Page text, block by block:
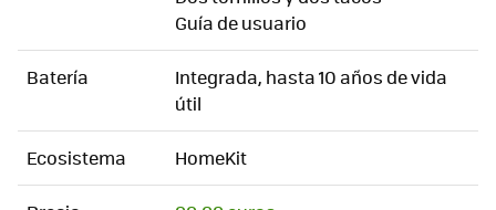
Guía de usuario
Batería
Integrada, hasta 10 años de vida
útil
Ecosistema HomeKit